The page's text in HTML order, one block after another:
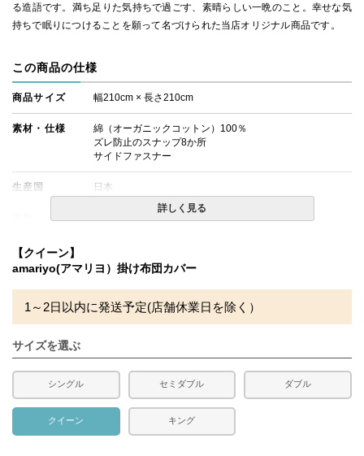
る造語です。満ち足りた気持ちで過ごす、素晴らしい一晩のこと。幸せな気
持ちで眠りにつけることを願って名づけられた当店オリジナル商品です。
この商品の仕様
商品サイズ 幅210cm × 長さ210cm
素材・仕様
綿（オーガニックコットン）100％
ズレ防止のスナップ8か所
サイドファスナー
生産国 日本
備考
※北海道・沖縄・離島等一部地域へのお届けは別途送料が
発生する場合がございます。また発送予定も変更になる場
合があります。
※できる限り実際の色を再現するよう心がけております
が、閲覧環境により誤差がでる場合がございますのでご了
詳しく見る
【クイーン】
amariyo(アマリヨ）掛け布団カバー
1～2日以内に発送予定(店舗休業日を除く）
サイズを選ぶ
シングル セミダブル ダブル
クイーン キング